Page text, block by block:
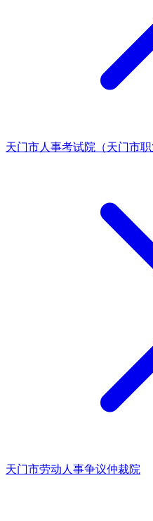
天门市人事考试院（天门市职
天门市劳动人事争议仲裁院